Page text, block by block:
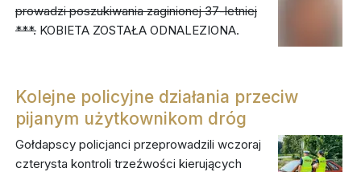
prowadzi poszukiwania zaginionej 37-letniej
***. KOBIETA ZOSTAŁA ODNALEZIONA.
Kolejne policyjne działania przeciw
pijanym użytkownikom dróg
Gołdapscy policjanci przeprowadzili wczoraj
czterysta kontroli trzeźwości kierujących